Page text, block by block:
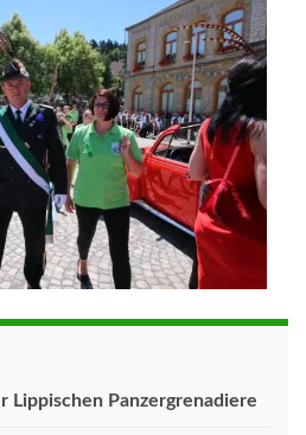
Lippischen Panzergrenadiere